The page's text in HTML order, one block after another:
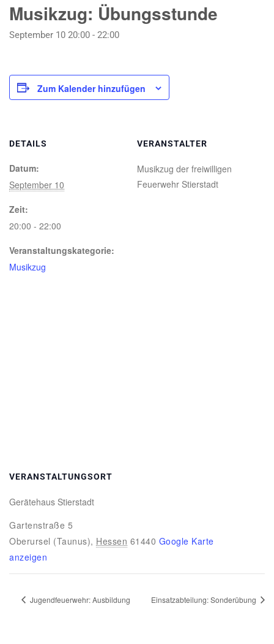
Musikzug: Übungsstunde
September 10 20:00 - 22:00
Zum Kalender hinzufügen
DETAILS
Datum:
September 10
Zeit:
20:00 - 22:00
Veranstaltungskategorie:
Musikzug
VERANSTALTER
Musikzug der freiwilligen
Feuerwehr Stierstadt
VERANSTALTUNGSORT
Gerätehaus Stierstadt
Gartenstraße 5
Oberursel (Taunus), Hessen 61440 Google Karte
anzeigen
Jugendfeuerwehr: Ausbildung Einsatzabteilung: Sonderübung